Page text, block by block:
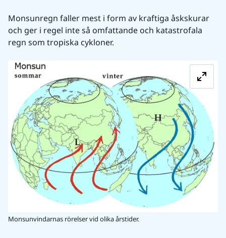
Monsunregn faller mest i form av kraftiga åskskurar
och ger i regel inte så omfattande och katastrofala
regn som tropiska cykloner.
Monsunvindarnas rörelser vid olika årstider.